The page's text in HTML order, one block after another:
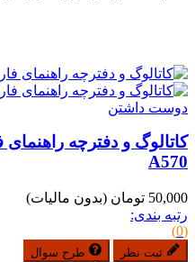
دوست داشتن
A570
50,000 تومان
(بدون مالیات)
رتبه بندی:
(0)
ثبت نظر طرح سوال